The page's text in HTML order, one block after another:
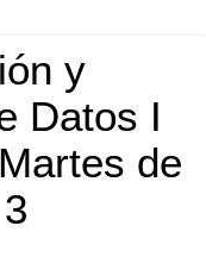
y
Datos I
de